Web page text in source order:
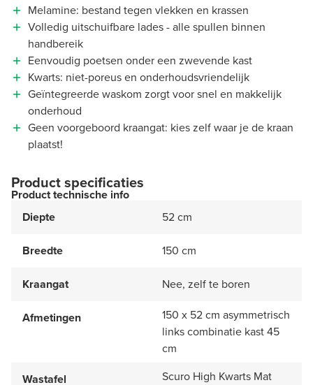
Melamine: bestand tegen vlekken en krassen
Volledig uitschuifbare lades - alle spullen binnen
handbereik
Eenvoudig poetsen onder een zwevende kast
Kwarts: niet-poreus en onderhoudsvriendelijk
Geïntegreerde waskom zorgt voor snel en makkelijk
onderhoud
Geen voorgeboord kraangat: kies zelf waar je de kraan
plaatst!
Product specificaties
Product technische info
Diepte
52 cm
Breedte 150 cm
Kraangat Nee, zelf te boren
Afmetingen
150 x 52 cm asymmetrisch
links combinatie kast 45
cm
Wastafel
Scuro High Kwarts Mat